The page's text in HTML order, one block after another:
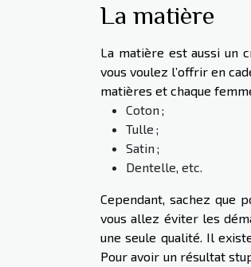
La matière
La matière est aussi un
vous voulez l’offrir en
matières et chaque
Coton ;
Tulle ;
Satin ;
Dentelle, etc.
Cependant, sachez que
vous allez éviter les
une seule qualité. Il
Pour avoir un résultat